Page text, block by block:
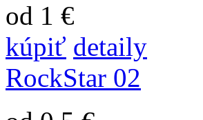
od 1 €
kúpiť detaily
RockStar 02